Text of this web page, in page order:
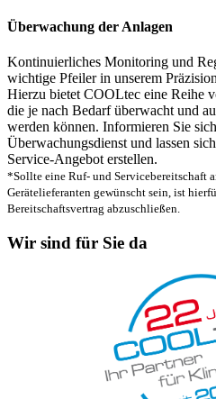
Überwachung der Anlagen
Kontinuierliches Monitoring und
wichtige Pfeiler in unserem
Hierzu bietet COOLtec eine Reihe
die je nach Bedarf überwacht und
werden können. Informieren Sie
Überwachungsdienst und lassen
Service-Angebot erstellen.
*Sollte eine Ruf- und Servicebereitschaft
Gerätelieferanten gewünscht sein, ist
Bereitschaftsvertrag abzuschließen.
Wir sind für Sie da